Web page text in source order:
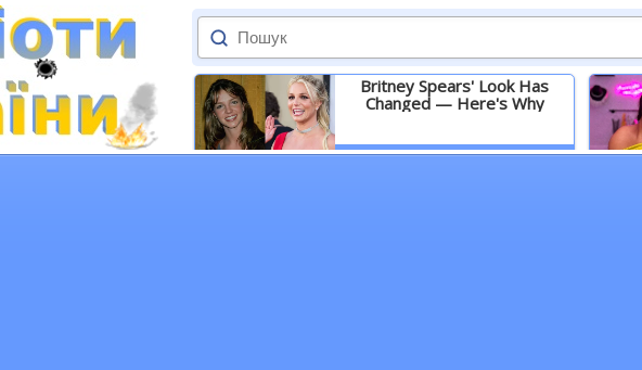
Britney Spears' Look Has
Changed — Here's Why
Детальніше